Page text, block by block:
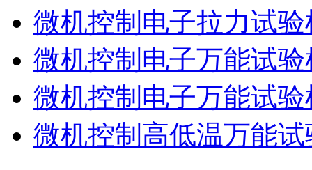
微机控制电子拉力试
微机控制电子万能试验
微机控制电子万能试
微机控制高低温万能试